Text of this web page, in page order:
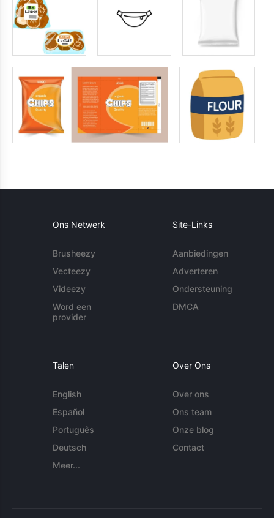
Ons Netwerk
Brusheezy
Vecteezy
Videezy
Word een
provider
Site-Links
Aanbiedingen
Adverteren
Ondersteuning
DMCA
Talen
English
Español
Português
Deutsch
Meer...
Over Ons
Over ons
Ons team
Onze blog
Contact